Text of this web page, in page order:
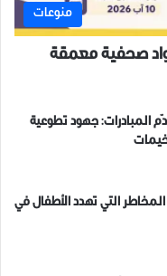
منوعات
صحفية معمقة
المبادرات: جهود تطوعية
التي تهدد الأطفال في